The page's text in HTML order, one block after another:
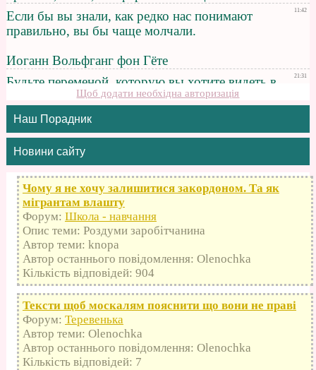
Щоб додати необхідна авторизація
Наш Порадник
Новини сайту
Чому я не хочу залишитися закордоном. Та як
мігрантам влашту
Форум: Школа - навчання
Опис теми: Роздуми заробітчанина
Автор теми: knopa
Автор останнього повідомлення: Olenochka
Кількість відповідей: 904
Тексти щоб москалям пояснити що вони не праві
Форум: Теревенька
Автор теми: Olenochka
Автор останнього повідомлення: Olenochka
Кількість відповідей: 7